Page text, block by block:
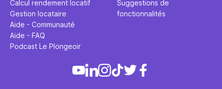
Calcul rendement locatif
Gestion locataire
Aide - Communauté
Aide - FAQ
Podcast Le Plongeoir
Suggestions de
fonctionnalités